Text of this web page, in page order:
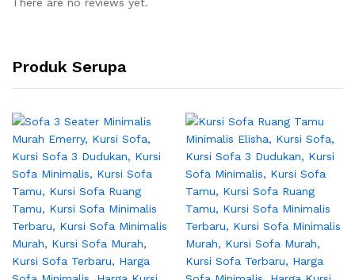
Produk Serupa